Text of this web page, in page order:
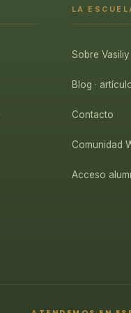
LA
Sobre Vasiliy
Blog ·
Contacto
Comunidad
Acceso